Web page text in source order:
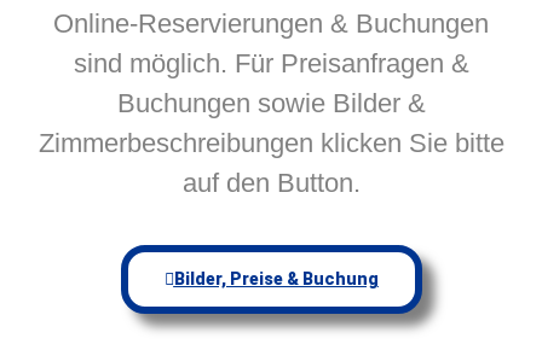
Online-Reservierungen & Buchungen
sind möglich. Für Preisanfragen &
Buchungen sowie Bilder &
Zimmerbeschreibungen klicken Sie bitte
auf den Button.
Bilder, Preise & Buchung